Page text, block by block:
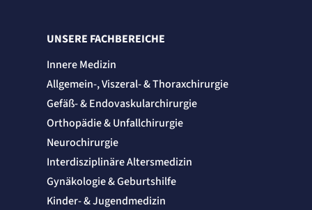
UNSERE FACHBEREICHE
Innere Medizin
Allgemein-, Viszeral- & Thoraxchirurgie
Gefäß- & Endovaskularchirurgie
Orthopädie & Unfallchirurgie
Neurochirurgie
Interdisziplinäre Altersmedizin
Gynäkologie & Geburtshilfe
Kinder- & Jugendmedizin